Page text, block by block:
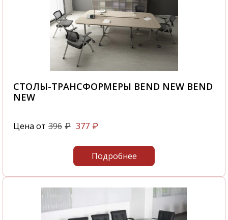
СТОЛЫ-ТРАНСФОРМЕРЫ BEND NEW BEND
NEW
Цена от 396 ₽ 377 ₽
Подробнее